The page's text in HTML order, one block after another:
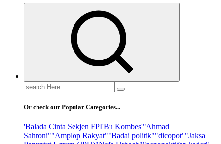
Search
for:
Or check our Popular Categories...
'Balada Cinta Sekjen FPI'Bu Kombes'"Ahmad
Sahroni""Amplop Rakyat""Badai politik""dicopot""Jaksa